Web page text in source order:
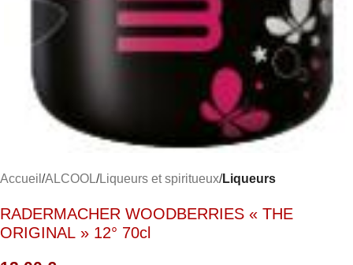
Accueil ALCOOL Liqueurs et spiritueux Liqueurs
RADERMACHER WOODBERRIES « THE
ORIGINAL » 12° 70cl